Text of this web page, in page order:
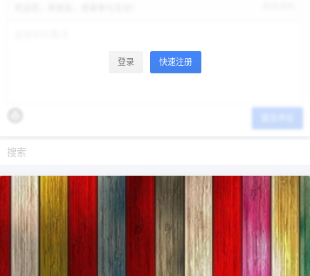
登录 快速注册